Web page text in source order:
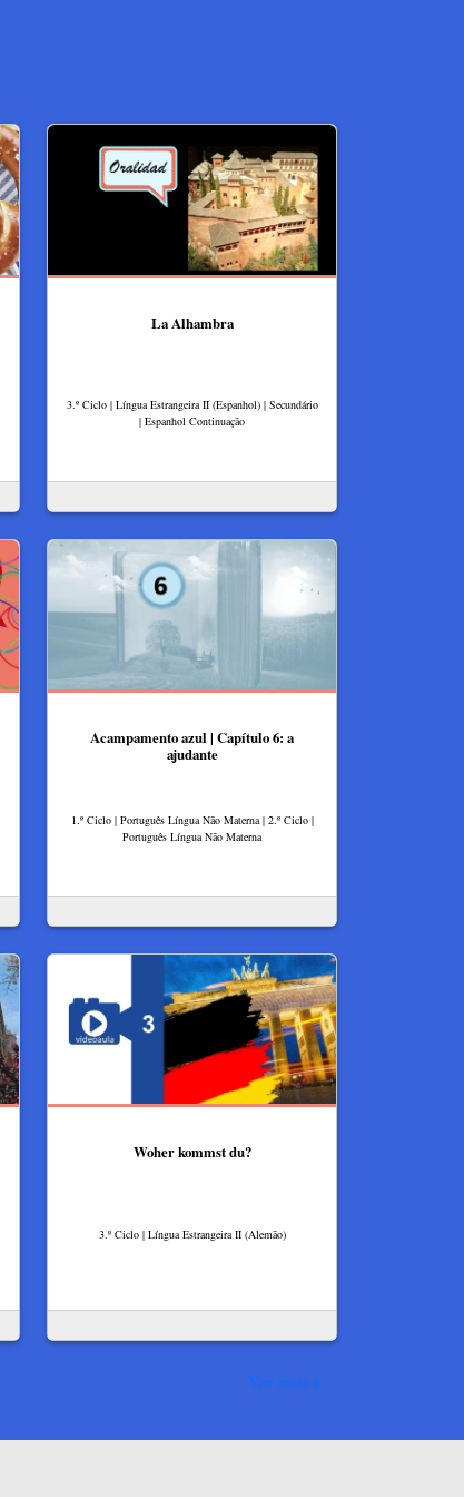
La Alhambra
3.º Ciclo | Língua Estrangeira II (Espanhol) | Secundário
| Espanhol Continuação
Acampamento azul | Capítulo 6: a
ajudante
1.º Ciclo | Português Língua Não Materna | 2.º Ciclo |
Português Língua Não Materna
Woher kommst du?
3.º Ciclo | Língua Estrangeira II (Alemão)
Ver mais